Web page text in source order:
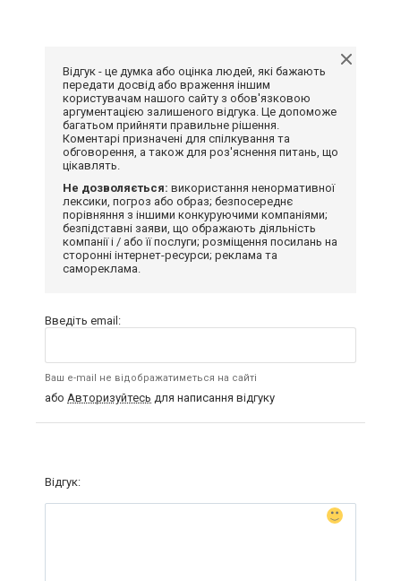
Відгук - це думка або оцінка людей, які бажають
передати досвід або враження іншим
користувачам нашого сайту з обов'язковою
аргументацією залишеного відгука. Це допоможе
багатьом прийняти правильне рішення.
Коментарі призначені для спілкування та
обговорення, а також для роз'яснення питань, що
цікавлять.
Не дозволяється: використання ненормативної
лексики, погроз або образ; безпосереднє
порівняння з іншими конкуруючими компаніями;
безпідставні заяви, що ображають діяльність
компанії і / або її послуги; розміщення посилань на
сторонні інтернет-ресурси; реклама та
самореклама.
Введіть email:
Ваш e-mail не відображатиметься на сайті
або Авторизуйтесь для написання відгуку
Відгук: